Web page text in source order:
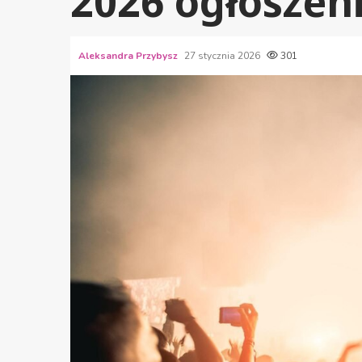
Aleksandra Przybysz 27 stycznia 2026 301